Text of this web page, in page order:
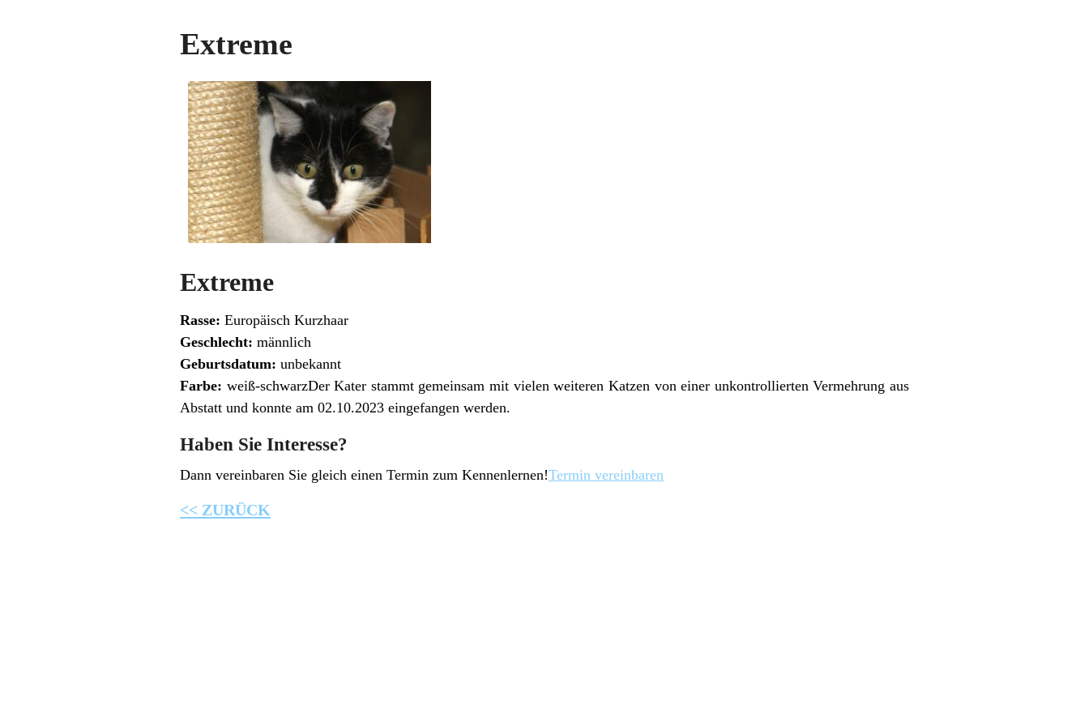
Extreme
Extreme
Rasse: Europäisch Kurzhaar
Geschlecht: männlich
Geburtsdatum: unbekannt
Farbe: weiß-schwarzDer Kater stammt gemeinsam mit vielen weiteren Katzen von einer unkontrollierten Vermehrung aus
Abstatt und konnte am 02.10.2023 eingefangen werden.
Haben Sie Interesse?
Dann vereinbaren Sie gleich einen Termin zum Kennenlernen!Termin vereinbaren
<< ZURÜCK